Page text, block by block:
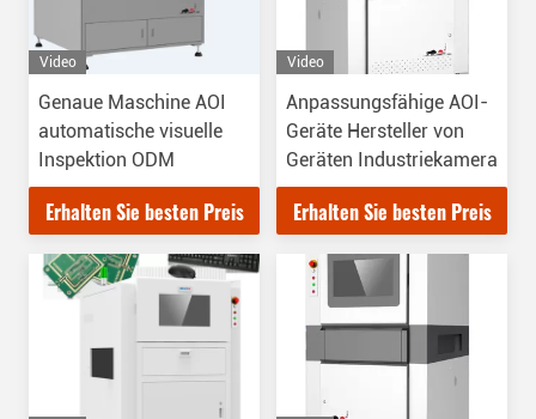
Video
Genaue Maschine AOI
automatische visuelle
Inspektion ODM
Erhalten Sie besten Preis
Video
Anpassungsfähige AOI-
Geräte Hersteller von
Geräten Industriekamera
Erhalten Sie besten Preis